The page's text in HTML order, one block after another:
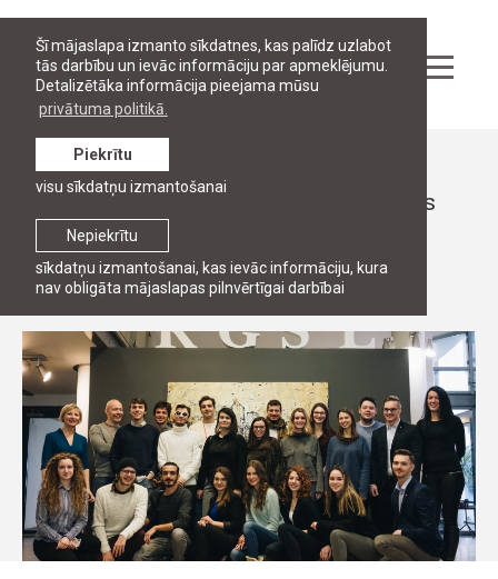
Šī mājaslapa izmanto sīkdatnes, kas palīdz uzlabot
tās darbību un ievāc informāciju par apmeklējumu.
Detalizētāka informācija pieejama mūsu
privātuma politikā.
Nepiekrītu
sīkdatņu izmantošanai, kas ievāc informāciju, kura
nav obligāta mājaslapas pilnvērtīgai darbībai
Piekrītu
visu sīkdatņu izmantošanai
Ziņas
RJA ģimenei pievienojušies 20 Erasmus
studenti
17. janvāris, 2018